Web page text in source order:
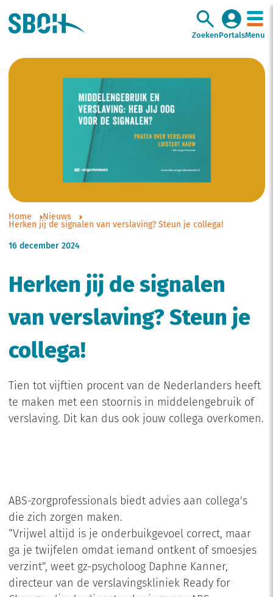
Zoeken PortalsMenu
Home
Nieuws
Herken jij de signalen van verslaving? Steun je collega!
16 december 2024
Herken jij de signalen
van verslaving? Steun je
collega!
Tien tot vijftien procent van de Nederlanders heeft
te maken met een stoornis in middelengebruik of
verslaving. Dit kan dus ook jouw collega overkomen.
ABS-zorgprofessionals biedt advies aan collega's
die zich zorgen maken.
“Vrijwel altijd is je onderbuikgevoel correct, maar
ga je twijfelen omdat iemand ontkent of smoesjes
verzint”, weet gz-psycholoog Daphne Kanner,
directeur van de verslavingskliniek Ready for